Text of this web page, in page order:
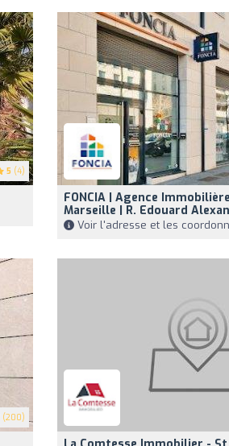
5 (4)
FONCIA | Agence
Marseille | R. Edouard
Voir l'adresse et les
(200)